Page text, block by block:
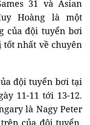
31 và Asian
Hoàng là một
của đội tuyển bơi
nhất về chuyên
đội tuyển bơi tại
11-11 tới 13-12.
là Nagy Peter